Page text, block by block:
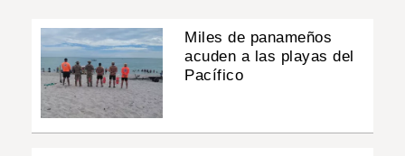
Miles de panameños
acuden a las playas del
Pacífico